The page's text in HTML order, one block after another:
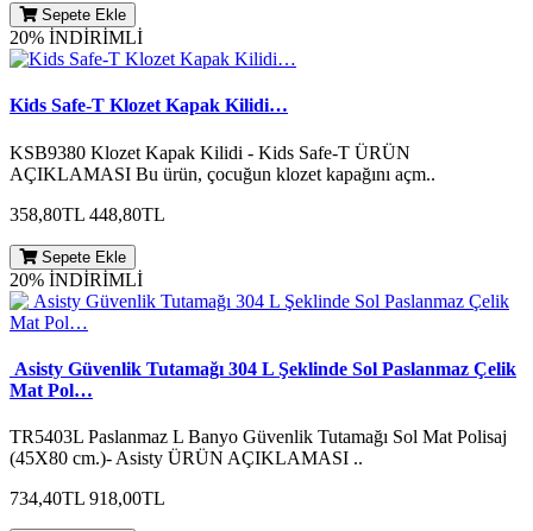
Sepete Ekle
20% İNDİRİMLİ
Kids Safe-T Klozet Kapak Kilidi…
KSB9380 Klozet Kapak Kilidi - Kids Safe-T ÜRÜN
AÇIKLAMASI Bu ürün, çocuğun klozet kapağını açm..
358,80TL 448,80TL
Sepete Ekle
20% İNDİRİMLİ
Asisty Güvenlik Tutamağı 304 L Şeklinde Sol Paslanmaz Çelik
Mat Pol…
TR5403L Paslanmaz L Banyo Güvenlik Tutamağı Sol Mat Polisaj
(45X80 cm.)- Asisty ÜRÜN AÇIKLAMASI ..
734,40TL 918,00TL